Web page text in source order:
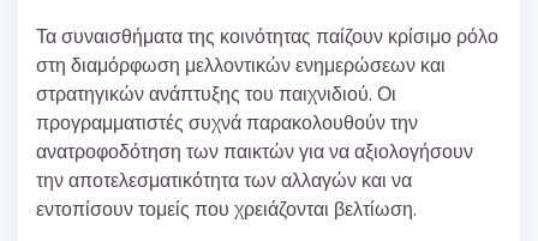
Τα συναισθήματα της κοινότητας παίζουν κρίσιμο ρόλο
στη διαμόρφωση μελλοντικών ενημερώσεων και
στρατηγικών ανάπτυξης του παιχνιδιού. Οι
προγραμματιστές συχνά παρακολουθούν την
ανατροφοδότηση των παικτών για να αξιολογήσουν
την αποτελεσματικότητα των αλλαγών και να
εντοπίσουν τομείς που χρειάζονται βελτίωση.